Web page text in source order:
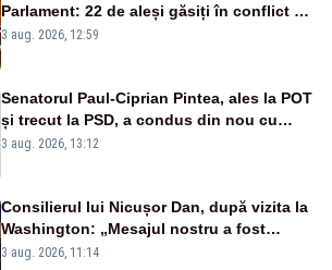
Parlament: 22 de aleși găsiți în conflict de
interese au rămas în funcții
3 aug. 2026, 12:59
Senatorul Paul-Ciprian Pintea, ales la POT
și trecut la PSD, a condus din nou cu
permisul suspendat și nu a oprit la
3 aug. 2026, 13:12
Consilierul lui Nicușor Dan, după vizita la
Washington: „Mesajul nostru a fost
simplu - România stă alături de Statele
3 aug. 2026, 11:14